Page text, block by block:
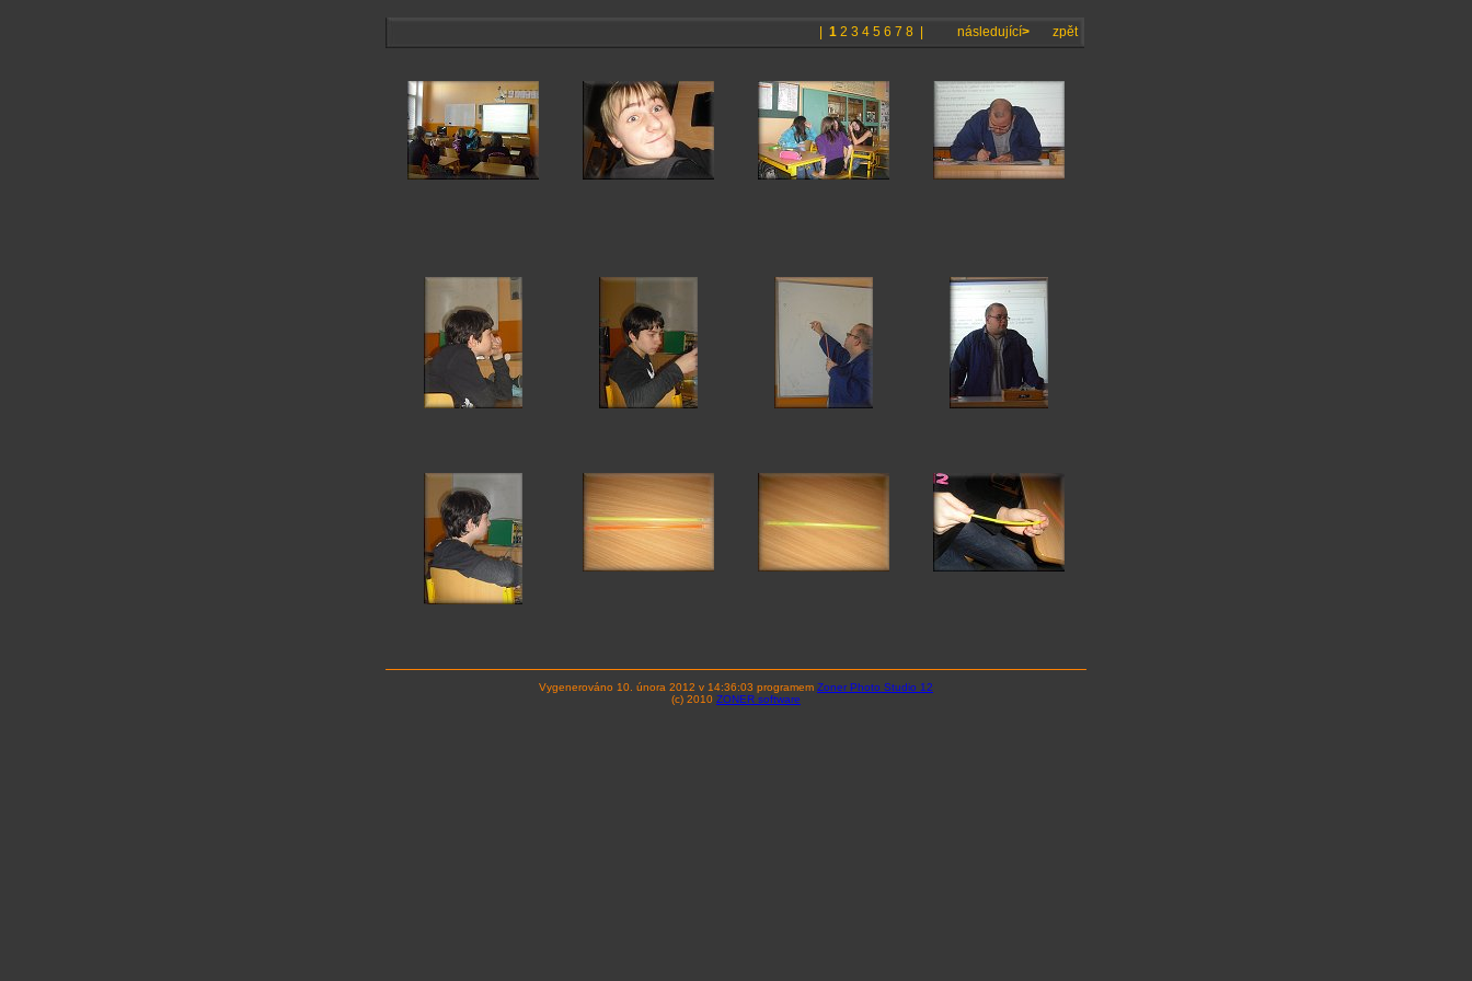
1 2 3 4 5 6 7 8 následující> zpět
Vygenerováno 10. února 2012 v 14:36:03 programem Zoner Photo Studio 12
(c) 2010 ZONER software